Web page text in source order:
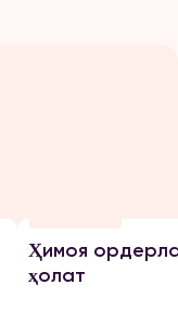
Ҳимоя
ҳолат